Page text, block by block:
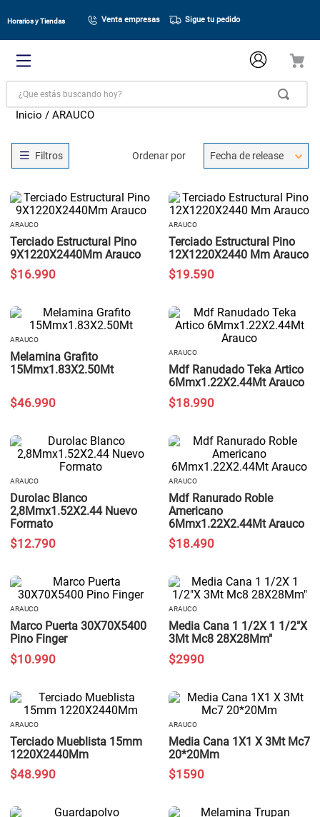
Horarios y Tiendas Venta empresas Sigue tu pedido
¿Que estás buscando hoy?
ARAUCO
Ordenar por Fecha de release
ARAUCO
Terciado Estructural Pino
9X1220X2440Mm Arauco
$16.990
ARAUCO
Terciado Estructural Pino
12X1220X2440 Mm Arauco
$19.590
ARAUCO
Melamina Grafito
15Mmx1.83X2.50Mt
$46.990
ARAUCO
Mdf Ranudado Teka Artico
6Mmx1.22X2.44Mt Arauco
$18.990
ARAUCO
Durolac Blanco
2,8Mmx1.52X2.44 Nuevo
Formato
$12.790
ARAUCO
Mdf Ranurado Roble
Americano
6Mmx1.22X2.44Mt Arauco
$18.490
ARAUCO
Marco Puerta 30X70X5400
Pino Finger
$10.990
ARAUCO
Media Cana 1 1/2X 1 1/2"X
3Mt Mc8 28X28Mm"
$2990
ARAUCO
Terciado Mueblista 15mm
1220X2440Mm
$48.990
ARAUCO
Media Cana 1X1 X 3Mt Mc7
20*20Mm
$1590